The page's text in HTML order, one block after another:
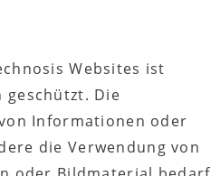
Websites ist
Die
Informationen oder
die Verwendung von